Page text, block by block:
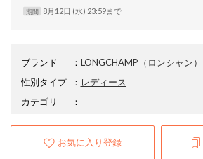
期間 8月12日 (水) 23:59まで
ブランド ： LONGCHAMP （ロンシャン）
性別タイプ
： レディース
カテゴリ
：
お気に入り登録